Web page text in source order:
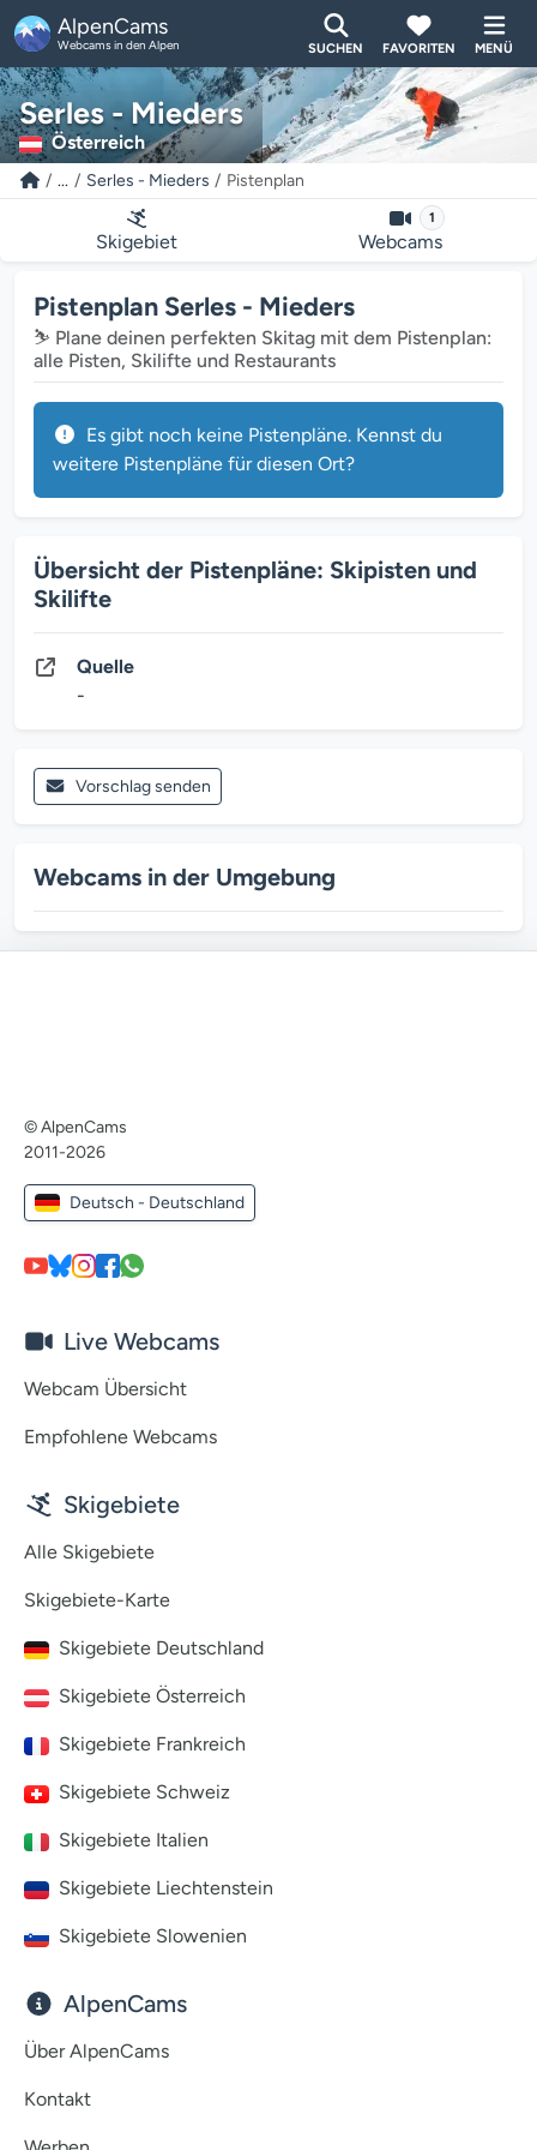
AlpenCams
Webcams in den Alpen SUCHEN FAVORITEN MENÜ
Serles - Mieders
Österreich
... Serles - Mieders Pistenplan
Skigebiet
1
Webcams
Pistenplan Serles - Mieders
⛷️ Plane deinen perfekten Skitag mit dem Pistenplan:
alle Pisten, Skilifte und Restaurants
Es gibt noch keine Pistenpläne. Kennst du
weitere Pistenpläne für diesen Ort?
Übersicht der Pistenpläne: Skipisten und
Skilifte
Quelle
-
Vorschlag senden
Webcams in der Umgebung
© AlpenCams
2011-2026
Deutsch - Deutschland
Live Webcams
Webcam Übersicht
Empfohlene Webcams
Skigebiete
Alle Skigebiete
Skigebiete-Karte
Skigebiete Deutschland
Skigebiete Österreich
Skigebiete Frankreich
Skigebiete Schweiz
Skigebiete Italien
Skigebiete Liechtenstein
Skigebiete Slowenien
AlpenCams
Über AlpenCams
Kontakt